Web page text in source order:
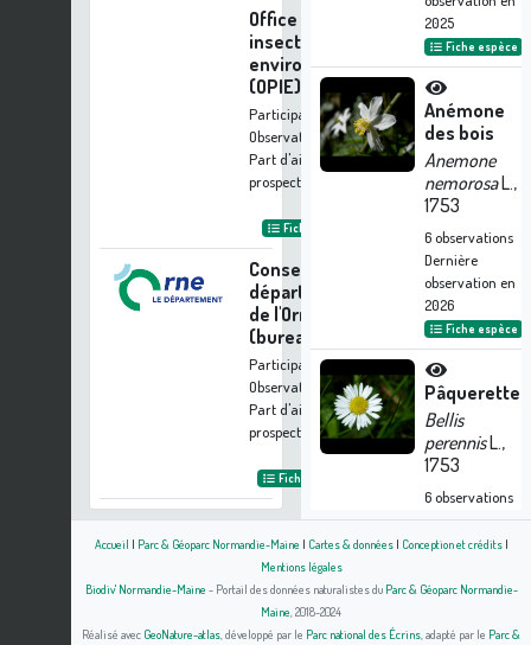
Office pour les
insectes et leur
environnement
(OPIE)
Participation à 1
Observation
Part d'aide à la
prospection :
Fiche organisme
Conseil
départemental
de l'Orne
(bureau ENS)
Participation à 1
Observation
Part d'aide à la
prospection :0.08 %
Fiche organisme
2025
Fiche espèce
Anémone
des bois
Anemone
nemorosaL.,
1753
6observations
Dernière
observation en
2026
Fiche espèce
Pâquerette
Bellis
perennisL.,
1753
6observations
Dernière
observation en
Fiche espèce
Gaillet
Accueil | Parc & Géoparc Normandie-Maine | Cartes & données| Conception et crédits|
Mentions légales
Biodiv' Normandie-Maine - Portail des données naturalistes du Parc & Géoparc Normandie-
Maine , 2018-2024
Réalisé avec GeoNature-atlas , développé par le Parc national des Écrins , adapté par le Parc &